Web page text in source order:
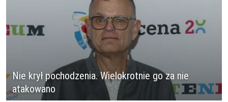
Nie krył pochodzenia. Wielokrotnie go za nie
atakowano